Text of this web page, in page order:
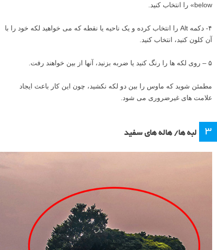
below» را انتخاب کنید.
۴- دکمه Alt را انتخاب کرده و یک ناحیه یا نقطه که می خواهید لکه خود را با
آن کلون کنید، انتخاب کنید.
۵ – روی لکه ها را رنگ کنید یا ضربه بزنید، آنها از بین خواهند رفت.
مطمئن شوید که ماوس را بین دو لکه نکشید، چون این کار باعث ایجاد
علامت های غیرضروری می شود.
۳ لبه ها/ هاله های سفید